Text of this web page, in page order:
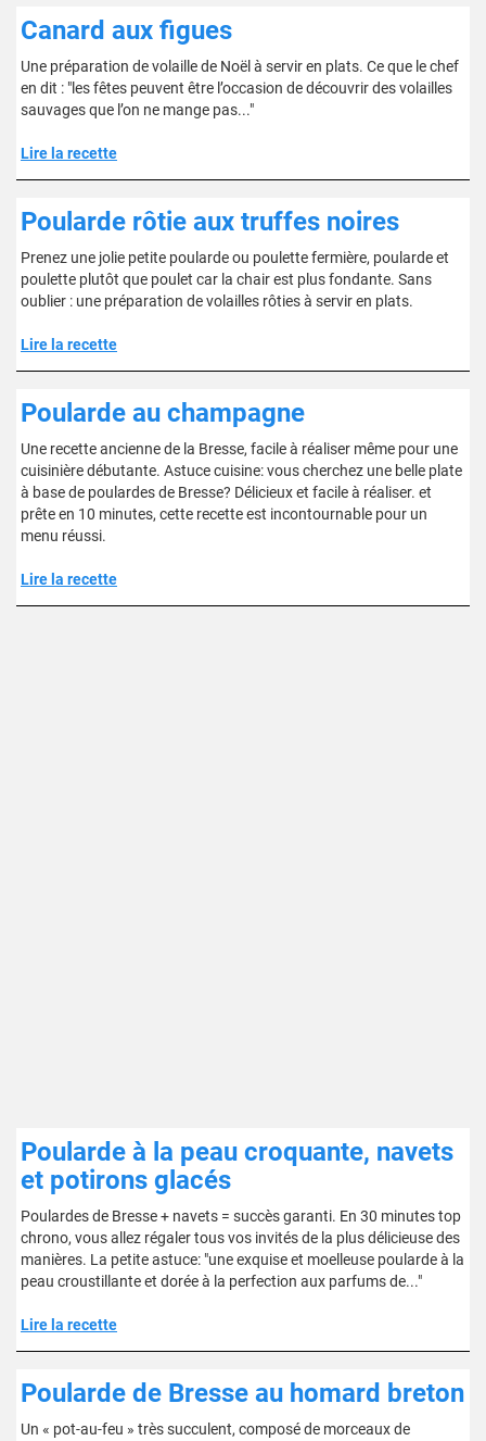
Canard aux figues
Une préparation de volaille de Noël à servir en plats. Ce que le chef
en dit : "les fêtes peuvent être l’occasion de découvrir des volailles
sauvages que l’on ne mange pas..."
Lire la recette
Poularde rôtie aux truffes noires
Prenez une jolie petite poularde ou poulette fermière, poularde et
poulette plutôt que poulet car la chair est plus fondante. Sans
oublier : une préparation de volailles rôties à servir en plats.
Lire la recette
Poularde au champagne
Une recette ancienne de la Bresse, facile à réaliser même pour une
cuisinière débutante. Astuce cuisine: vous cherchez une belle plate
à base de poulardes de Bresse? Délicieux et facile à réaliser. et
prête en 10 minutes, cette recette est incontournable pour un
menu réussi.
Lire la recette
Poularde à la peau croquante, navets
et potirons glacés
Poulardes de Bresse + navets = succès garanti. En 30 minutes top
chrono, vous allez régaler tous vos invités de la plus délicieuse des
manières. La petite astuce: "une exquise et moelleuse poularde à la
peau croustillante et dorée à la perfection aux parfums de..."
Lire la recette
Poularde de Bresse au homard breton
Un « pot-au-feu » très succulent, composé de morceaux de